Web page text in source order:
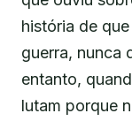
história de
guerra, nunca
entanto,
lutam porque